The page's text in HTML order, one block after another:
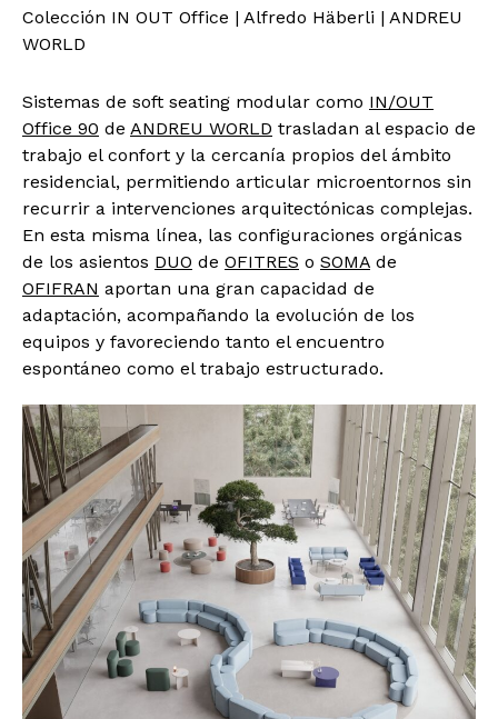
Colección IN OUT Office | Alfredo Häberli | ANDREU
WORLD
Sistemas de soft seating modular como IN/OUT
Office 90 de ANDREU WORLD trasladan al espacio de
trabajo el confort y la cercanía propios del ámbito
residencial, permitiendo articular microentornos sin
recurrir a intervenciones arquitectónicas complejas.
En esta misma línea, las configuraciones orgánicas
de los asientos DUO de OFITRES o SOMA de
OFIFRAN aportan una gran capacidad de
adaptación, acompañando la evolución de los
equipos y favoreciendo tanto el encuentro
espontáneo como el trabajo estructurado.